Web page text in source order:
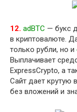
12. adBTC — букс
в криптовалюте.
только рубли, но и
Выплачивает
ExpressCrypto, а
Сайт дает крутую
без вложений и